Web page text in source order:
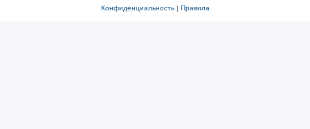
Конфиденциальность| Правила